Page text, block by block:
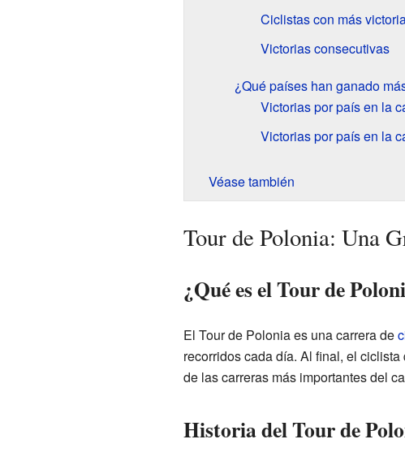
Ciclistas con más
Victorias consecutivas
¿Qué países han ganado
Victorias por país en la
Victorias por país en la
Véase también
Tour de Polonia: Una
¿Qué es el Tour de
El Tour de Polonia es una carrera de
recorridos cada día. Al final, el
de las carreras más importantes del
Historia del Tour de